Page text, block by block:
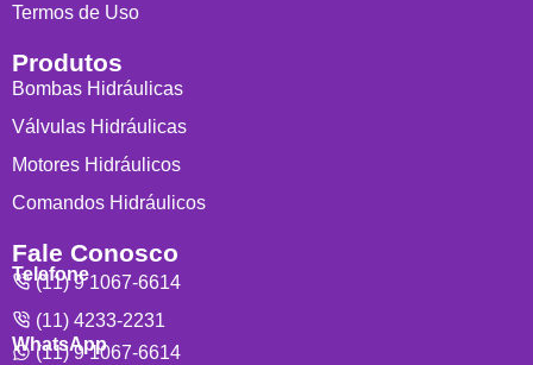
Termos de Uso
Produtos
Bombas Hidráulicas
Válvulas Hidráulicas
Motores Hidráulicos
Comandos Hidráulicos
Fale Conosco
Telefone
(11) 9 1067-6614
(11) 4233-2231
WhatsApp
(11) 9 1067-6614